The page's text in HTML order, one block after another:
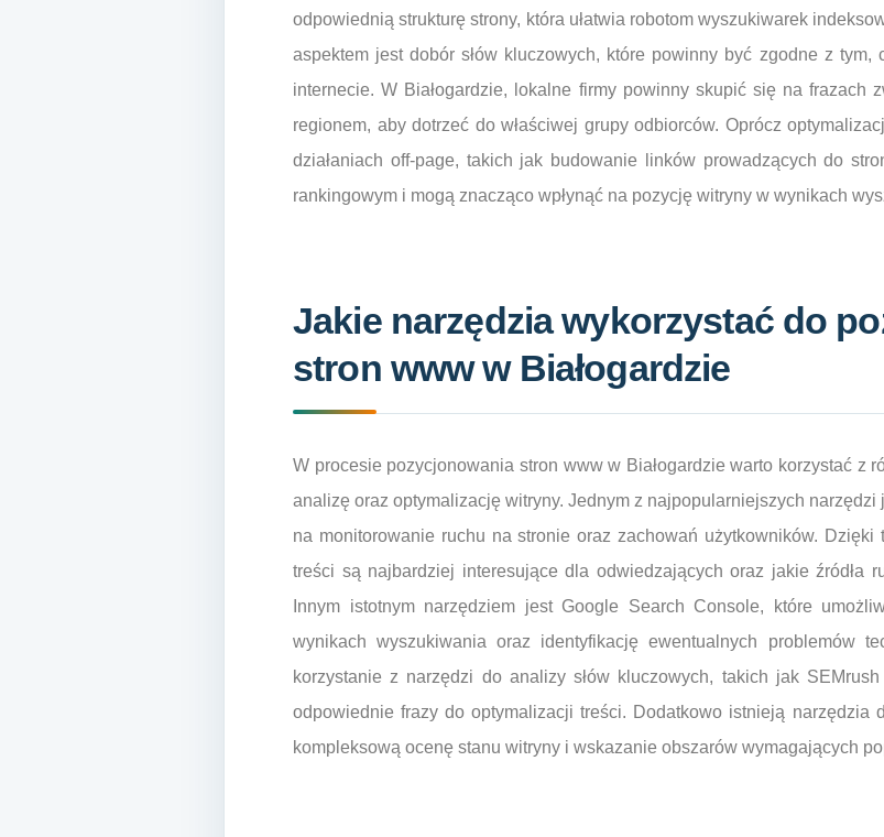
odpowiednią strukturę strony, która ułatwia robotom wyszukiwarek
aspektem jest dobór słów kluczowych, które powinny być zgodne z
internecie. W Białogardzie, lokalne firmy powinny skupić się na frazach
regionem, aby dotrzeć do właściwej grupy odbiorców. Oprócz
działaniach off-page, takich jak budowanie linków prowadzących do
rankingowym i mogą znacząco wpłynąć na pozycję witryny w wynikach
Jakie narzędzia wykorzystać do
stron www w Białogardzie
W procesie pozycjonowania stron www w Białogardzie warto korzystać z
analizę oraz optymalizację witryny. Jednym z najpopularniejszych narzędzi
na monitorowanie ruchu na stronie oraz zachowań użytkowników.
treści są najbardziej interesujące dla odwiedzających oraz jakie źródła
Innym istotnym narzędziem jest Google Search Console, które
wynikach wyszukiwania oraz identyfikację ewentualnych problemów
korzystanie z narzędzi do analizy słów kluczowych, takich jak
odpowiednie frazy do optymalizacji treści. Dodatkowo istnieją narzędzia
kompleksową ocenę stanu witryny i wskazanie obszarów wymagających